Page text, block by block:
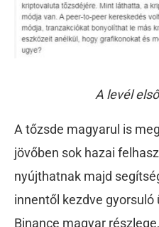
A levél
A tőzsde magyarul is
jövőben sok hazai
nyújthatnak majd
innentől kezdve
Binance magyar